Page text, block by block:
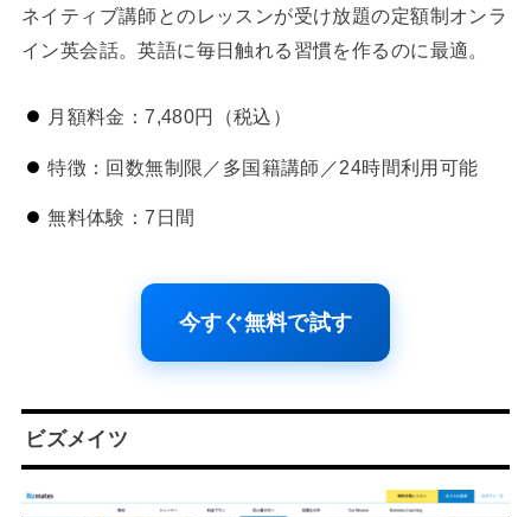
ネイティブ講師とのレッスンが受け放題の定額制オンラ
イン英会話。英語に毎日触れる習慣を作るのに最適。
月額料金：7,480円（税込）
特徴：回数無制限／多国籍講師／24時間利用可能
無料体験：7日間
今すぐ無料で試す
ビズメイツ